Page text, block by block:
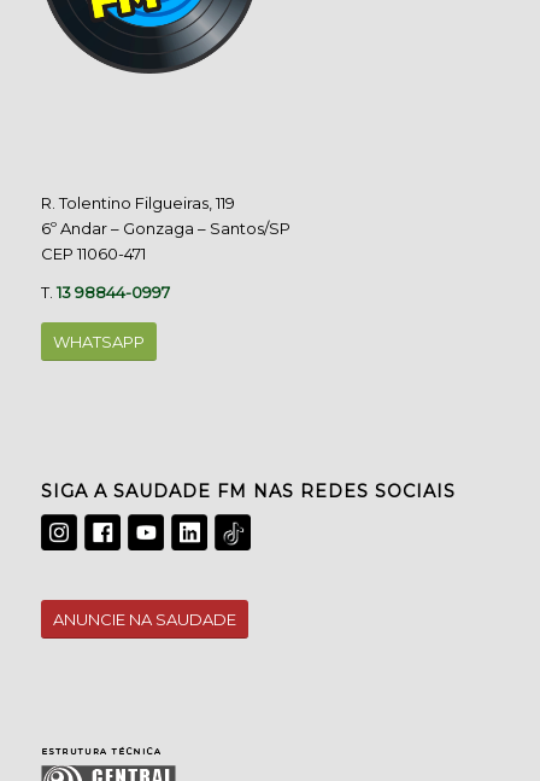
R. Tolentino Filgueiras, 119
6º Andar – Gonzaga – Santos/SP
CEP 11060-471
T.13 98844-0997
WHATSAPP
SIGA A SAUDADE FM NAS REDES SOCIAIS
ANUNCIE NA SAUDADE